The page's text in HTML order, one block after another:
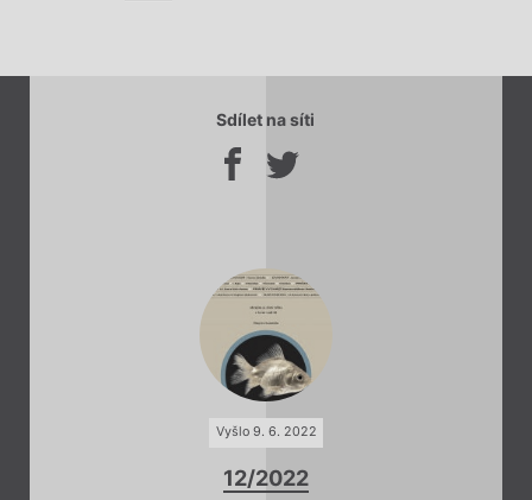
Sdílet na síti
Vyšlo 9. 6. 2022
12/2022